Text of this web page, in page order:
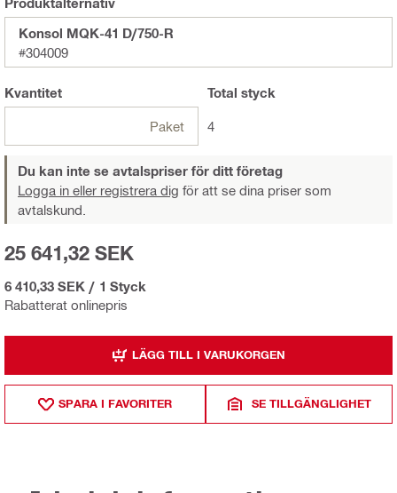
Konsol MQK-41 D/750-R
#304009
Kvantitet
Paket
Total styck
4
Du kan inte se avtalspriser för ditt företag
Logga in eller registrera dig för att se dina priser som
avtalskund.
Rabatterat onlinepris
25 641,32 SEK
6 410,33 SEK / 1 Styck
LÄGG TILL I VARUKORGEN
SPARA I FAVORITER SE TILLGÄNGLIGHET